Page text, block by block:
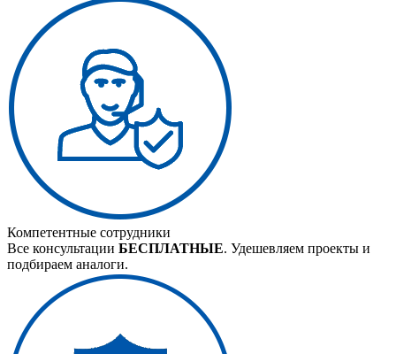
Компетентные сотрудники
Все консультации БЕСПЛАТНЫЕ. Удешевляем проекты и
подбираем аналоги.